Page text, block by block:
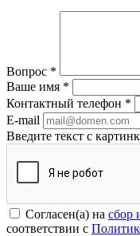
Вопрос *
Ваше имя *
Контактный телефон *
E-mail
Введите текст с
Согласен(а) на сбор
соответствии с